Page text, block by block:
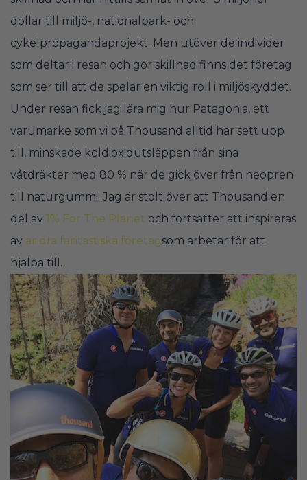
dollar till miljö-, nationalpark- och
cykelpropagandaprojekt. Men utöver de individer
som deltar i resan och gör skillnad finns det företag
som ser till att de spelar en viktig roll i miljöskyddet.
Under resan fick jag lära mig hur Patagonia, ett
varumärke som vi på Thousand alltid har sett upp
till, minskade koldioxidutsläppen från sina
våtdräkter med 80 % när de gick över från neopren
till naturgummi. Jag är stolt över att Thousand en
del av 1% For The Planet och fortsätter att inspireras
av andra fantastiska företagsom arbetar för att
hjälpa till.